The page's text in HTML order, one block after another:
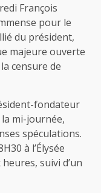
François
pour le
du président,
majeure ouverte
censure de
fondateur
mi-journée,
spéculations.
à l’Élysée
suivi d’un